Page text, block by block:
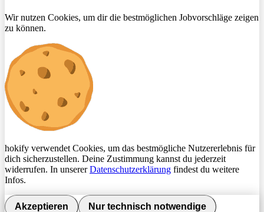
Wir nutzen Cookies, um dir die bestmöglichen Jobvorschläge zeigen
zu können.
hokify verwendet Cookies, um das bestmögliche Nutzererlebnis für
dich sicherzustellen. Deine Zustimmung kannst du jederzeit
widerrufen. In unsererDatenschutzerklärung findest du weitere
Infos.
Akzeptieren Nur technisch notwendige